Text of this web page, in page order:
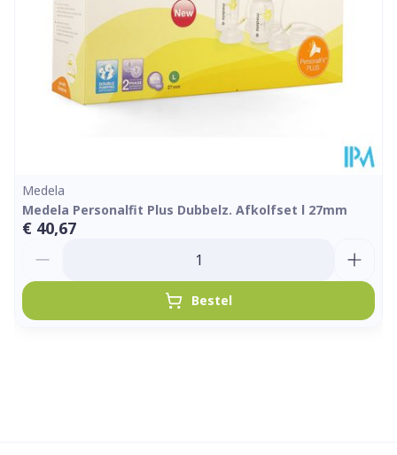
Medela
Medela Personalfit Plus Dubbelz. Afkolfset l 27mm
€ 40,67
Bestel